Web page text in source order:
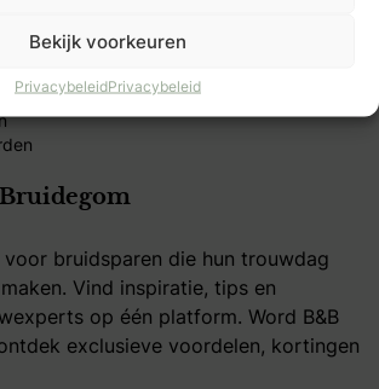
Bekijk voorkeuren
PrivacybeleidPrivacybeleid
bruidsparen die hun trouwdag
Vind inspiratie, tips en
op één platform. Word B&B
exclusieve voordelen, kortingen